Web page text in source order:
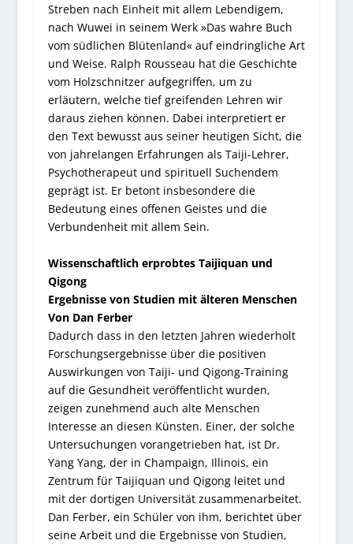
Streben nach Einheit mit allem Lebendigem,
nach Wuwei in seinem Werk »Das wahre Buch
vom südlichen Blütenland« auf eindringliche Art
und Weise. Ralph Rousseau hat die Geschichte
vom Holzschnitzer aufgegriffen, um zu
erläutern, welche tief greifenden Lehren wir
daraus ziehen können. Dabei interpretiert er
den Text bewusst aus seiner heutigen Sicht, die
von jahrelangen Erfahrungen als Taiji-Lehrer,
Psychotherapeut und spirituell Suchendem
geprägt ist. Er betont insbesondere die
Bedeutung eines offenen Geistes und die
Verbundenheit mit allem Sein.
Wissenschaftlich erprobtes Taijiquan und
Qigong
Ergebnisse von Studien mit älteren Menschen
Von Dan Ferber
Dadurch dass in den letzten Jahren wiederholt
Forschungsergebnisse über die positiven
Auswirkungen von Taiji- und Qigong-Training
auf die Gesundheit veröffentlicht wurden,
zeigen zunehmend auch alte Menschen
Interesse an diesen Künsten. Einer, der solche
Untersuchungen vorangetrieben hat, ist Dr.
Yang Yang, der in Champaign, Illinois, ein
Zentrum für Taijiquan und Qigong leitet und
mit der dortigen Universität zusammenarbeitet.
Dan Ferber, ein Schüler von ihm, berichtet über
seine Arbeit und die Ergebnisse von Studien,